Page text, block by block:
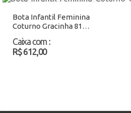
Bota Infantil Feminina
Coturno Gracinha 816
Caixa com :
R$ 612,00